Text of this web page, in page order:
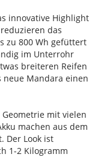
innovative Highlight
das
zu 800 Wh gefüttert
im Unterrohr
breiteren Reifen
neue Mandara einen
mit vielen
machen aus dem
Der Look ist
1-2 Kilogramm